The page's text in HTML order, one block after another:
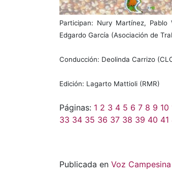
Participan: Nury Martínez,
Edgardo García (Asociación de
Conducción: Deolinda Carrizo
Edición: Lagarto Mattioli (RMR)
Páginas: 1 2 3 4 5 6 7 8 9 10
33 34 35 36 37 38 39 40 41
Publicada en Voz Campesina